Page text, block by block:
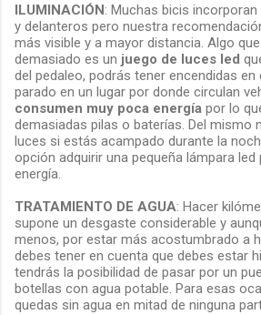
ILUMINACIÓN: Muchas bicis
y delanteros pero nuestra
más visible y a mayor distancia. Algo
demasiado es un juego de luces led
del pedaleo, podrás tener encendidas
parado en un lugar por donde circulan
consumen muy poca energía por lo
demasiadas pilas o baterías. Del mismo
luces si estás acampado durante la
opción adquirir una pequeña lámpara led
energía.
TRATAMIENTO DE AGUA: Hacer
supone un desgaste considerable y
menos, por estar más acostumbrado a
debes tener en cuenta que debes estar
tendrás la posibilidad de pasar por un
botellas con agua potable. Para esas
quedas sin agua en mitad de ninguna